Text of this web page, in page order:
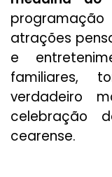
atrações
e
familiares,
verdadeiro
celebração
cearense.